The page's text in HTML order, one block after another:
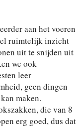
aan het voeren
ruimtelijk inzicht
uit te snijden uit
we ook
leer
geen dingen
maken.
die van 8
erg goed, dus dat